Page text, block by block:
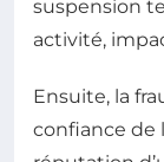
suspension
activité,
Ensuite, la
confiance de